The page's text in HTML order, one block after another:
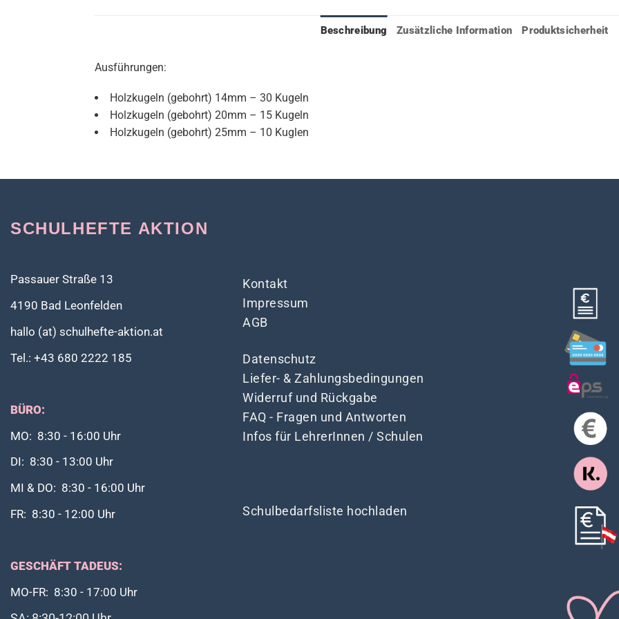
Beschreibung Zusätzliche Information Produktsicherheit
Ausführungen:
Holzkugeln (gebohrt) 14mm – 30 Kugeln
Holzkugeln (gebohrt) 20mm – 15 Kugeln
Holzkugeln (gebohrt) 25mm – 10 Kuglen
SCHULHEFTE AKTION
Passauer Straße 13
4190 Bad Leonfelden
hallo (at) schulhefte-aktion.at
Tel.: +43 680 2222 185
BÜRO:
MO: 8:30 - 16:00 Uhr
DI: 8:30 - 13:00 Uhr
MI & DO: 8:30 - 16:00 Uhr
FR: 8:30 - 12:00 Uhr
GESCHÄFT TADEUS:
MO-FR: 8:30 - 17:00 Uhr
Kontakt
Impressum
AGB
Datenschutz
Liefer- & Zahlungsbedingungen
Widerruf und Rückgabe
FAQ - Fragen und Antworten
Infos für LehrerInnen / Schulen
Schulbedarfsliste hochladen